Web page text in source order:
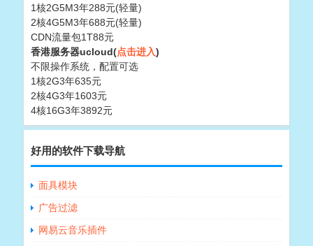
1核2G5M3年288元(轻量)
2核4G5M3年688元(轻量)
CDN流量包1T88元
香港服务器ucloud(点击进入)
不限操作系统，配置可选
1核2G3年635元
2核4G3年1603元
4核16G3年3892元
好用的软件下载导航
面具模块
广告过滤
网易云音乐插件